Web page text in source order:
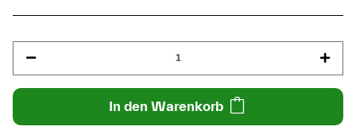
In den Warenkorb